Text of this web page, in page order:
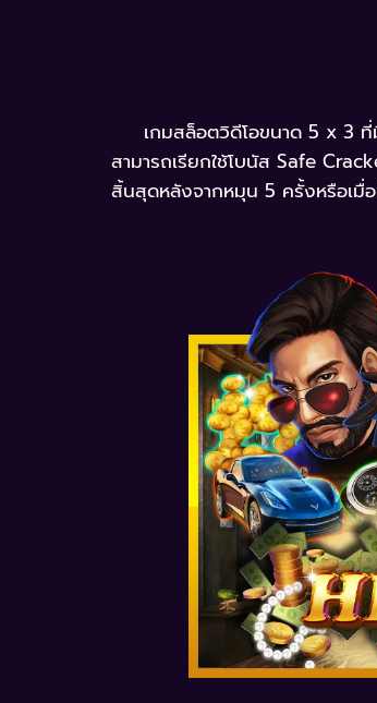
เกมสล็อตวิดีโอขนาด 5 x 3 ที่
สามารถเรียกใช้โบนัส Safe
สิ้นสุดหลังจากหมุน 5 ครั้งหรือเมื่